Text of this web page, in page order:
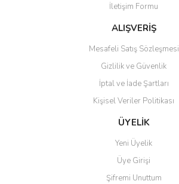
Ürün fiyatı diğer sitelerden daha pahalı.
Bu ürüne benzer farklı alternatifler olmalı.
Gönder
İletişim Formu
ALIŞVERİŞ
Mesafeli Satış Sözleşmesi
Gizlilik ve Güvenlik
İptal ve İade Şartları
Kişisel Veriler Politikası
ÜYELİK
Yeni Üyelik
Üye Girişi
Şifremi Unuttum